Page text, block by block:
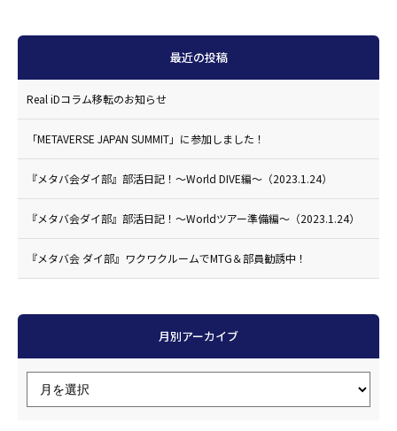
最近の投稿
Real iDコラム移転のお知らせ
「METAVERSE JAPAN SUMMIT」に参加しました！
『メタバ会ダイ部』部活日記！〜World DIVE編〜（2023.1.24）
『メタバ会ダイ部』部活日記！〜Worldツアー準備編〜（2023.1.24）
『メタバ会 ダイ部』ワクワクルームでMTG＆部員勧誘中！
月別アーカイブ